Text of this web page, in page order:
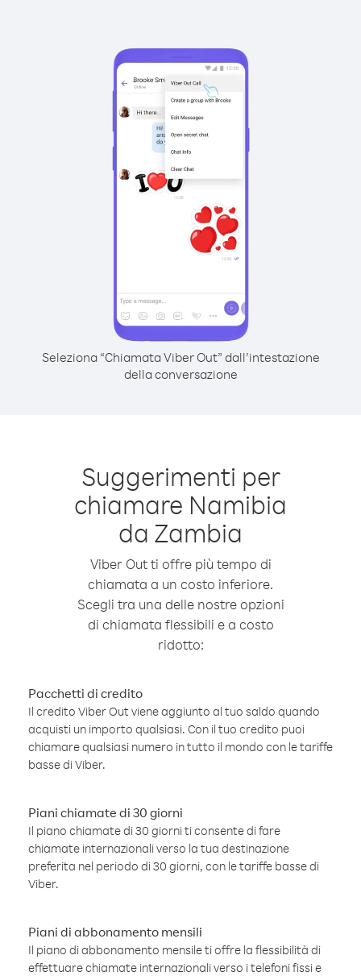
Seleziona “Chiamata Viber Out” dall’intestazione
della conversazione
Suggerimenti per
chiamare Namibia
da Zambia
Viber Out ti offre più tempo di
chiamata a un costo inferiore.
Scegli tra una delle nostre opzioni
di chiamata flessibili e a costo
ridotto:
Pacchetti di credito
Il credito Viber Out viene aggiunto al tuo saldo quando
acquisti un importo qualsiasi. Con il tuo credito puoi
chiamare qualsiasi numero in tutto il mondo con le tariffe
basse di Viber.
Piani chiamate di 30 giorni
Il piano chiamate di 30 giorni ti consente di fare
chiamate internazionali verso la tua destinazione
preferita nel periodo di 30 giorni, con le tariffe basse di
Viber.
Piani di abbonamento mensili
Il piano di abbonamento mensile ti offre la flessibilità di
effettuare chiamate internazionali verso i telefoni fissi e